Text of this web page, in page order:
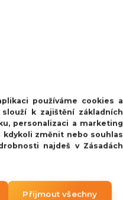
tlačítek
metrů ve volném
používáme cookies a
k zajištění základních
personalizaci a marketing
kdykoli změnit nebo souhlas
najdeš v Zásadách
Přijmout všechny